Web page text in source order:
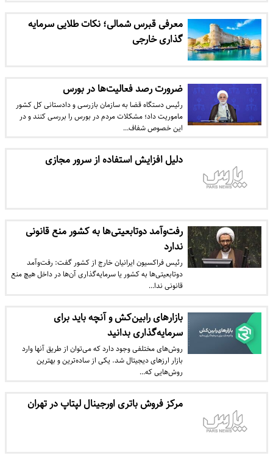
معرفی قبرس شمالی؛ نکات طلایی سرمایه
گذاری خارجی
ضرورت رصد فعالیت‌ها در بورس
رئیس دستگاه قضا به سازمان بازرسی و دادستانی کل کشور
ماموریت داد؛ مشکلات مردم در بورس را بررسی کنند و در
این خصوص شفاف…
دلیل افزایش استفاده از سرور مجازی
رفت‌وآمد دوتابعیتی‌ها به کشور منع قانونی
ندارد
رئیس فراکسیون ایرانیان خارج از کشور گفت: رفت‌وآمد
دوتابعیتی‌ها به کشور یا سرمایه‌گذاری آن‌ها در داخل هیچ منع
قانونی ندا…
بازارهای رابین‌کش و آنچه باید برای
سرمایه‌گذاری بدانید
روش‌های مختلفی وجود دارد که می‌توان از طریق آنها وارد
بازار ارزهای دیجیتال شد. یکی از ساده‌ترین و بهترین
روش‌هایی که…
مرکز فروش باتری اورجینال لپتاپ در تهران